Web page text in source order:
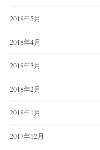
2018年5月
2018年4月
2018年3月
2018年2月
2018年1月
2017年12月